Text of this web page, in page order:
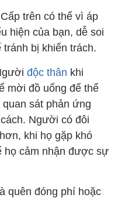
trên có thể vì áp
hiện của bạn, dễ soi
bị khiển trách.
độc thân khi
mời đồ uống để thể
sát phản ứng
Người có đôi
khi họ gặp khó
họ cảm nhận được sự
quên đóng phí hoặc